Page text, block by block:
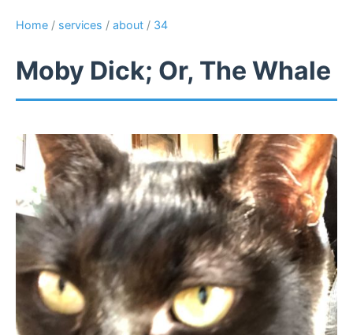
Home / services / about / 34
Moby Dick; Or, The Whale